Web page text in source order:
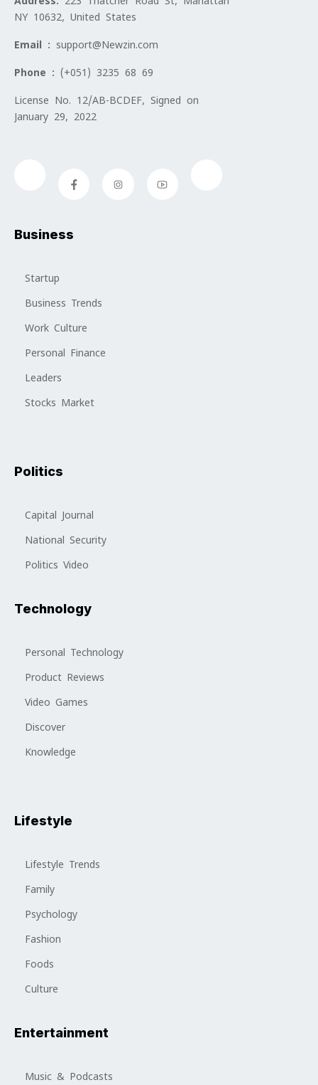
NY 10632, United States
Email : support@Newzin.com
Phone : (+051) 3235 68 69
License No. 12/AB-BCDEF, Signed on
January 29, 2022
Business
Startup
Business Trends
Work Culture
Personal Finance
Leaders
Stocks Market
Politics
Capital Journal
National Security
Politics Video
Technology
Personal Technology
Product Reviews
Video Games
Discover
Knowledge
Lifestyle
Lifestyle Trends
Family
Psychology
Fashion
Foods
Culture
Entertainment
Music & Podcasts